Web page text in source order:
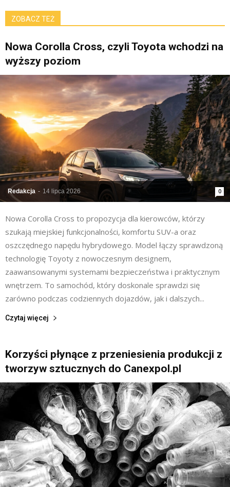
ZOBACZ TEŻ
Nowa Corolla Cross, czyli Toyota wchodzi na
wyższy poziom
Redakcja - 14 lipca 2026 0
Nowa Corolla Cross to propozycja dla kierowców, którzy
szukają miejskiej funkcjonalności, komfortu SUV-a oraz
oszczędnego napędu hybrydowego. Model łączy sprawdzoną
technologię Toyoty z nowoczesnym designem,
zaawansowanymi systemami bezpieczeństwa i praktycznym
wnętrzem. To samochód, który doskonale sprawdzi się
zarówno podczas codziennych dojazdów, jak i dalszych...
Czytaj więcej
Korzyści płynące z przeniesienia produkcji z
tworzyw sztucznych do Canexpol.pl